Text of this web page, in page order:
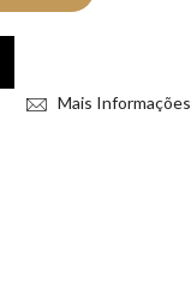
Mais Informações